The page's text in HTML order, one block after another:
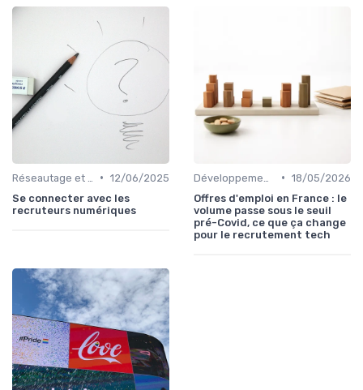
• 12/06/2025
Se connecter avec les
recruteurs numériques
• 18/05/2026
Offres d'emploi en France : le
volume passe sous le seuil
pré-Covid, ce que ça change
pour le recrutement tech